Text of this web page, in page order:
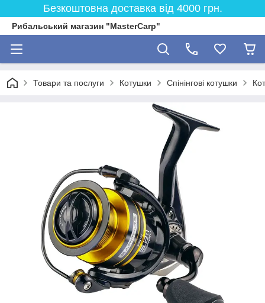
Безкоштовна доставка від 4000 грн.
Рибальський магазин "MasterCarp"
Товари та послуги Котушки Спінінгові котушки